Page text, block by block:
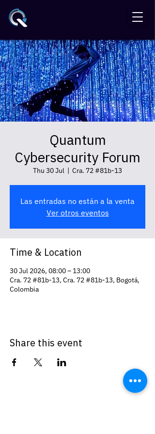
Quantum
Cybersecurity Forum
Thu 30 Jul
  |
Cra. 72 #81b-13
Las entradas no están a la venta
Ver otros eventos
Time & Location
30 Jul 2026, 08:00 – 13:00
Cra. 72 #81b-13, Cra. 72 #81b-13, Bogotá,
Colombia
Share this event